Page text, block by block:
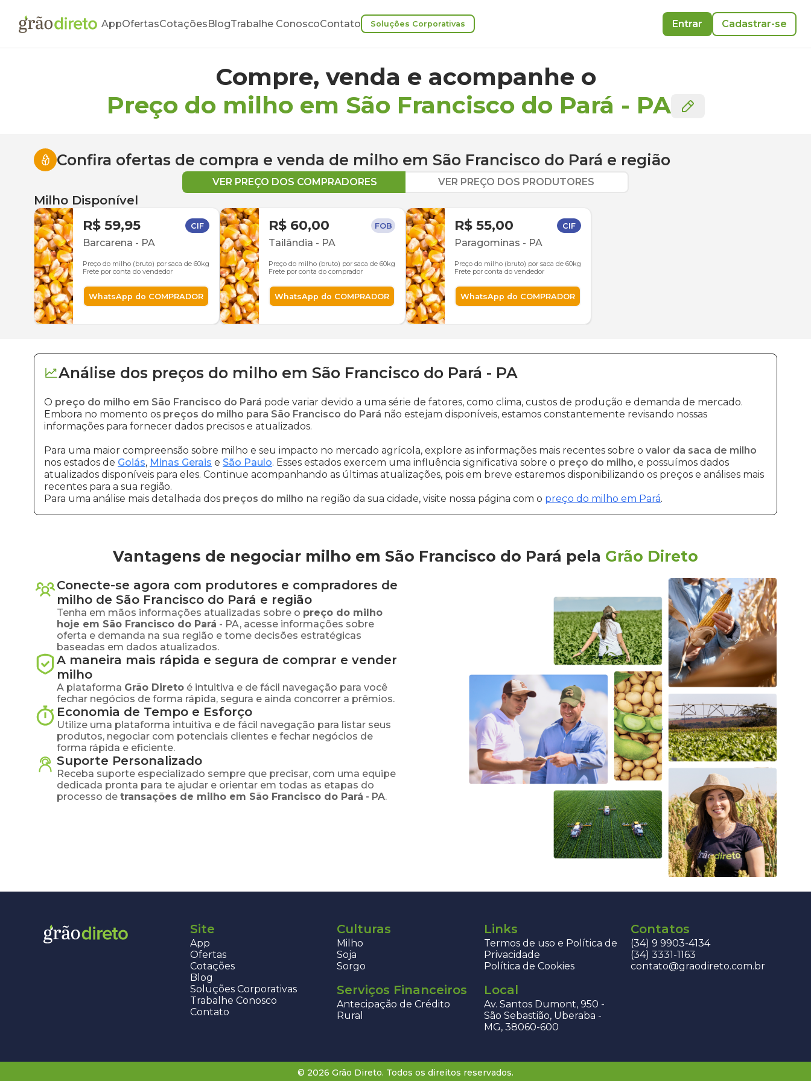
AppOfertasCotaçõesBlogTrabalhe ConoscoContato Soluções Corporativas Entrar Cadastrar-se
Compre, venda e acompanhe o
Preço do milho em São Francisco do Pará - PA
Confira ofertas de compra e venda de milho em São Francisco do Pará e região
VER PREÇO DOS COMPRADORES VER PREÇO DOS PRODUTORES
Milho Disponível
R$ 59,95 CIF
Barcarena - PA
Preço do milho (bruto) por saca de 60kg
Frete por conta do vendedor
WhatsApp do COMPRADOR
R$ 60,00 FOB
Tailândia - PA
Preço do milho (bruto) por saca de 60kg
Frete por conta do comprador
WhatsApp do COMPRADOR
R$ 55,00 CIF
Paragominas - PA
Preço do milho (bruto) por saca de 60kg
Frete por conta do vendedor
WhatsApp do COMPRADOR
Análise dos preços do milho em São Francisco do Pará - PA
O preço do milho em São Francisco do Pará pode variar devido a uma série de fatores, como clima, custos de produção e demanda de mercado.
Embora no momento os preços do milho para São Francisco do Pará não estejam disponíveis, estamos constantemente revisando nossas
informações para fornecer dados precisos e atualizados.
Para uma maior compreensão sobre milho e seu impacto no mercado agrícola, explore as informações mais recentes sobre o valor da saca de milho
nos estados de Goiás, Minas Gerais e São Paulo. Esses estados exercem uma influência significativa sobre o preço do milho, e possuímos dados
atualizados disponíveis para eles. Continue acompanhando as últimas atualizações, pois em breve estaremos disponibilizando os preços e análises mais
recentes para a sua região.
Para uma análise mais detalhada dos preços do milho na região da sua cidade, visite nossa página com o preço do milho em Pará.
Vantagens de negociar milho em São Francisco do Pará pela Grão Direto
Conecte-se agora com produtores e compradores de
milho de São Francisco do Pará e região
Tenha em mãos informações atualizadas sobre o preço do milho
hoje em São Francisco do Pará - PA, acesse informações sobre
oferta e demanda na sua região e tome decisões estratégicas
baseadas em dados atualizados.
A maneira mais rápida e segura de comprar e vender
milho
A plataforma Grão Direto é intuitiva e de fácil navegação para você
fechar negócios de forma rápida, segura e ainda concorrer a prêmios.
Economia de Tempo e Esforço
Utilize uma plataforma intuitiva e de fácil navegação para listar seus
produtos, negociar com potenciais clientes e fechar negócios de
forma rápida e eficiente.
Suporte Personalizado
Receba suporte especializado sempre que precisar, com uma equipe
dedicada pronta para te ajudar e orientar em todas as etapas do
processo de transações de milho em São Francisco do Pará - PA.
Site
App
Ofertas
Cotações
Blog
Soluções Corporativas
Trabalhe Conosco
Contato
Culturas
Milho
Soja
Sorgo
Links
Termos de uso e Política de
Privacidade
Política de Cookies
Contatos
(34) 9 9903-4134
(34) 3331-1163
contato@graodireto.com.br
Serviços Financeiros
Antecipação de Crédito
Rural
Local
Av. Santos Dumont, 950 -
São Sebastião, Uberaba -
MG, 38060-600
© 2026 Grão Direto. Todos os direitos reservados.